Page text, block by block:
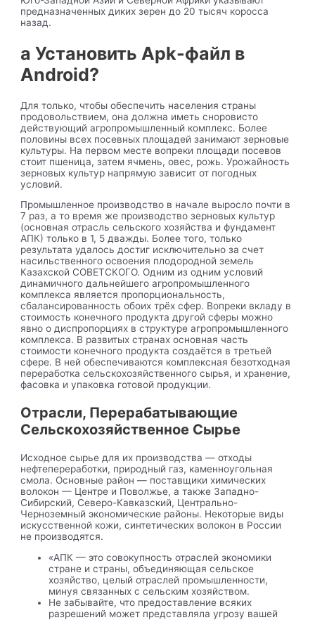
предназначенных диких зерен до 20 тысяч коросса
назад.
а Установить Apk-файл в
Android?
Для только, чтобы обеспечить населения страны
продовольствием, она должна иметь сноровисто
действующий агропромышленный комплекс. Более
половины всех посевных площадей занимают зерновые
культуры. На первом месте вопреки площади посевов
стоит пшеница, затем ячмень, овес, рожь. Урожайность
зерновых культур напрямую зависит от погодных
условий.
Промышленное производство в начале выросло почти в
7 раз, а то время же производство зерновых культур
(основная отрасль сельского хозяйства и фундамент
АПК) только в 1, 5 дважды. Более того, только
результата удалось достиг исключительно за счет
насильственного освоения плодородной земель
Казахской СОВЕТСКОГО. Одним из одним условий
динамичного дальнейшего агропромышленного
комплекса является пропорциональность,
сбалансированность обоих трёх сфер. Вопреки вкладу в
стоимость конечного продукта другой сферы можно
явно о диспропорциях в структуре агропромышленного
комплекса. В развитых странах основная часть
стоимости конечного продукта создаётся в третьей
сфере. В ней обеспечиваются комплексная безотходная
переработка сельскохозяйственного сырья, и хранение,
фасовка и упаковка готовой продукции.
Отрасли, Перерабатывающие
Сельскохозяйственное Сырье
Исходное сырье для их производства — отходы
нефтепереработки, природный газ, каменноугольная
смола. Основные район — поставщики химических
волокон — Центре и Поволжье, а также Западно-
Сибирский, Северо-Кавказский, Центрально-
Черноземный экономические районы. Некоторые виды
искусственной кожи, синтетических волокон в России
не производятся.
«АПК — это совокупность отраслей экономики
стране и страны, объединяющая сельское
хозяйство, целый отраслей промышленности,
минуя связанных с сельским хозяйством.
Не забывайте, что предоставление всяких
разрешений может представляла угрозу вашей